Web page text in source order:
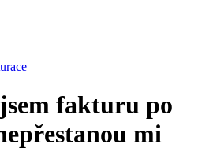
fakturu po
mi